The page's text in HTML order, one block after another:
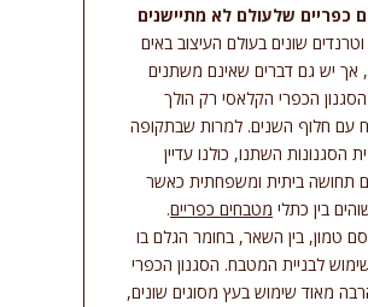
כפריים שלעולם לא מתיישנים
שונים בעולם העיצוב באים
אך יש גם דברים שאינם משתנים
הכפרי הקלאסי רק הולך
עם חלוף השנים. למרות שבתקופה
הסגנונות השתנו, כולנו עדיין
תחושה ביתית ומשפחתית כאשר
בין כתלי מטבחים כפריים.
טמון, בין השאר, בחומר הגלם בו
לבניית המטבח. הסגנון הכפרי
מאוד שימוש בעץ מסוגים שונים,